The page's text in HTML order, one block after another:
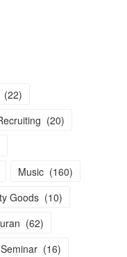
(22)
(20)
Music (160)
Goods (10)
(62)
Seminar (16)